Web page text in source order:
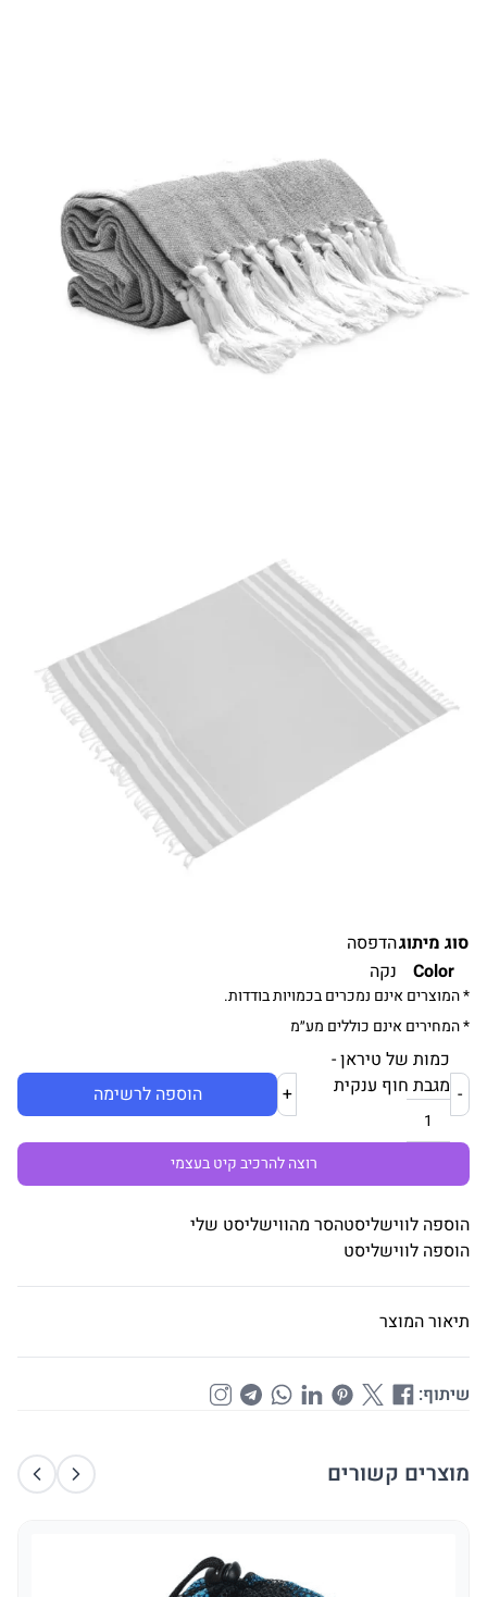
סוג מיתוגהדפסה
Color
נקה
* המוצרים אינם נמכרים בכמויות בודדות.
* המחירים אינם כוללים מע״מ
כמות של טיראן -
מגבת חוף ענקית
הוספה לרשימה
רוצה להרכיב קיט בעצמי
הוספה לווישליסטהסר מהווישליסט שלי
הוספה לווישליסט
תיאור המוצר
שיתוף:
מוצרים קשורים